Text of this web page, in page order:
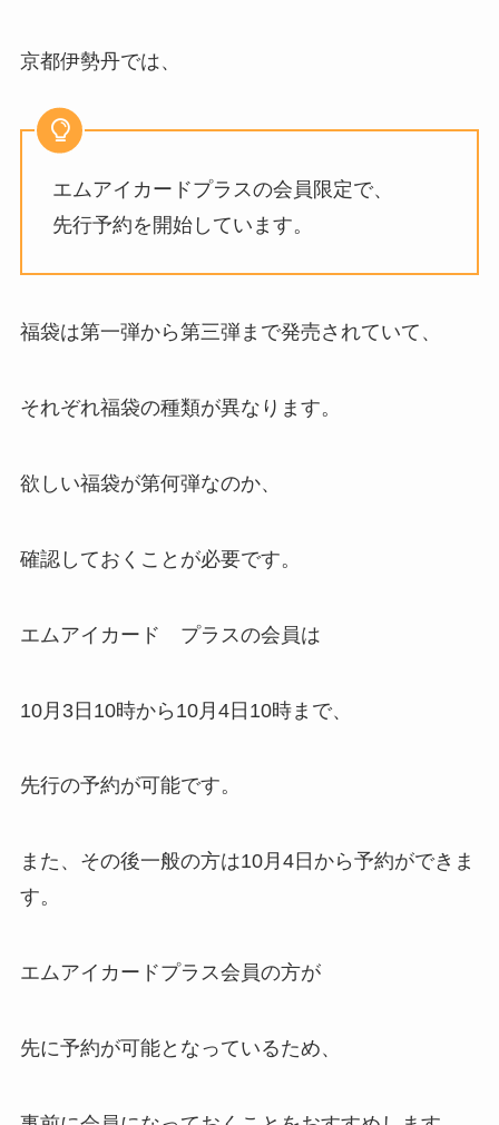
京都伊勢丹では、
エムアイカードプラスの会員限定で、
先行予約を開始しています。
福袋は第一弾から第三弾まで発売されていて、
それぞれ福袋の種類が異なります。
欲しい福袋が第何弾なのか、
確認しておくことが必要です。
エムアイカード プラスの会員は
10月3日10時から10月4日10時まで、
先行の予約が可能です。
また、その後一般の方は10月4日から予約ができま
す。
エムアイカードプラス会員の方が
先に予約が可能となっているため、